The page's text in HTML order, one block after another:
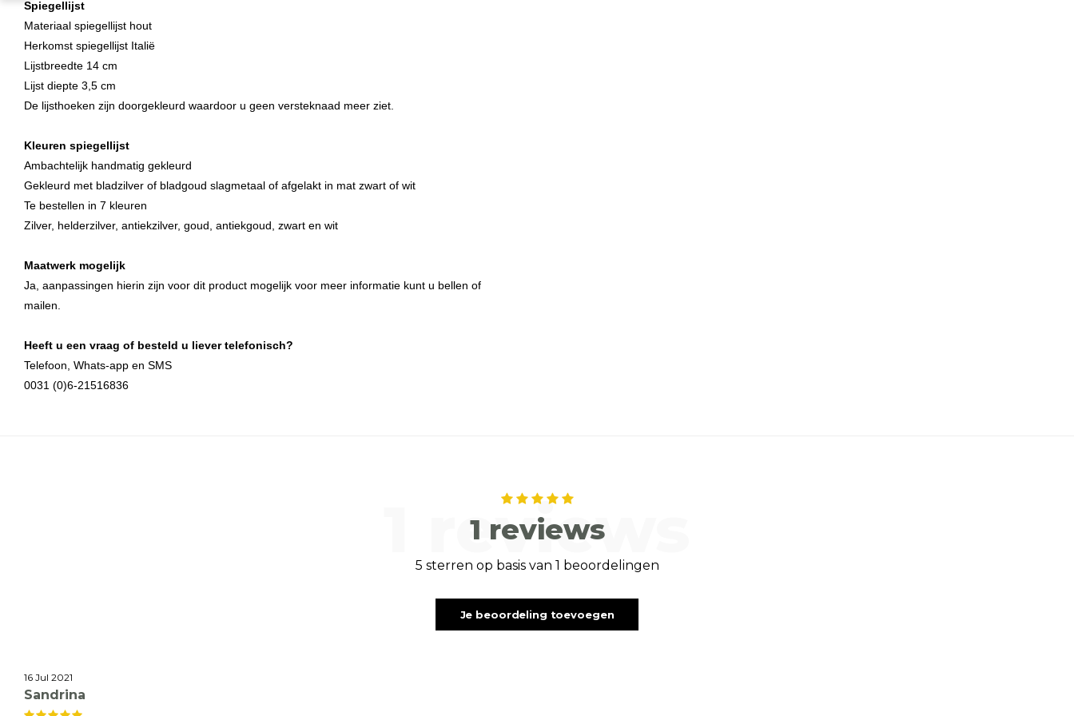
Spiegellijst
Materiaal spiegellijst hout
Herkomst spiegellijst Italië
Lijstbreedte 14 cm
Lijst diepte 3,5 cm
De lijsthoeken zijn doorgekleurd waardoor u geen versteknaad meer ziet.
Kleuren spiegellijst
Ambachtelijk handmatig gekleurd
Gekleurd met bladzilver of bladgoud slagmetaal of afgelakt in mat zwart of wit
Te bestellen in 7 kleuren
Zilver, helderzilver, antiekzilver, goud, antiekgoud, zwart en wit
Maatwerk mogelijk
Ja, aanpassingen hierin zijn voor dit product mogelijk voor meer informatie kunt u bellen of
mailen.
Heeft u een vraag of besteld u liever telefonisch?
Telefoon, Whats-app en SMS
0031 (0)6-21516836
1 reviews
1 reviews
5 sterren op basis van 1 beoordelingen
Je beoordeling toevoegen
16 Jul 2021
Sandrina